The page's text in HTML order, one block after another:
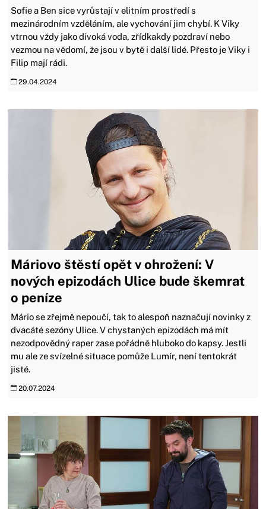
Sofie a Ben sice vyrůstají v elitním prostředí s
mezinárodním vzděláním, ale vychování jim chybí. K Viky
vtrnou vždy jako divoká voda, zřídkakdy pozdraví nebo
vezmou na vědomí, že jsou v bytě i další lidé. Přesto je Viky i
Filip mají rádi.
29.04.2024
Máriovo štěstí opět v ohrožení: V
nových epizodách Ulice bude škemrat
o peníze
Mário se zřejmě nepoučí, tak to alespoň naznačují novinky z
dvacáté sezóny Ulice. V chystaných epizodách má mít
nezodpovědný raper zase pořádně hluboko do kapsy. Jestli
mu ale ze svízelné situace pomůže Lumír, není tentokrát
jisté.
20.07.2024